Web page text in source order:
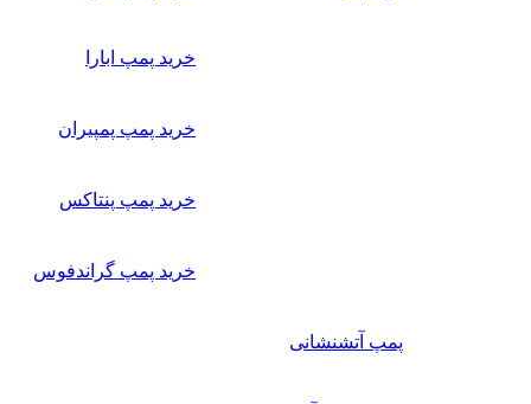
خرید پمپ ابارا
خرید پمپ پمپیران
خرید پمپ پنتاکس
خرید پمپ گراندفوس
پمپ آتشنشانی